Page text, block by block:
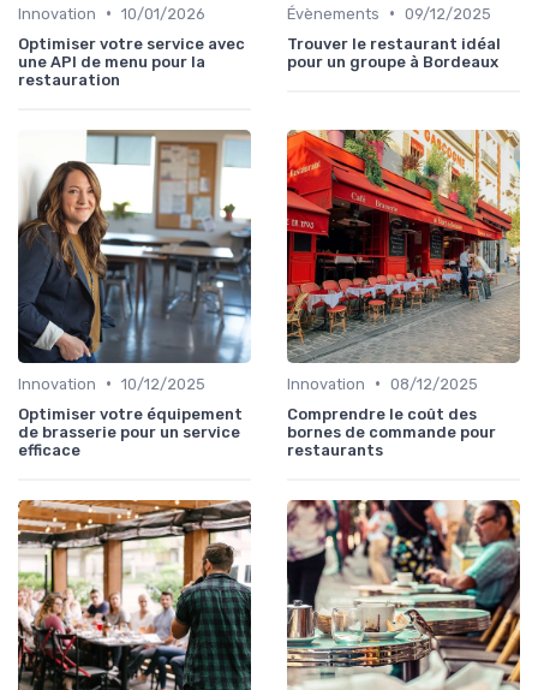
Innovation • 10/01/2026
Optimiser votre service avec
une API de menu pour la
restauration
Évènements • 09/12/2025
Trouver le restaurant idéal
pour un groupe à Bordeaux
Innovation • 10/12/2025
Optimiser votre équipement
de brasserie pour un service
efficace
Innovation • 08/12/2025
Comprendre le coût des
bornes de commande pour
restaurants